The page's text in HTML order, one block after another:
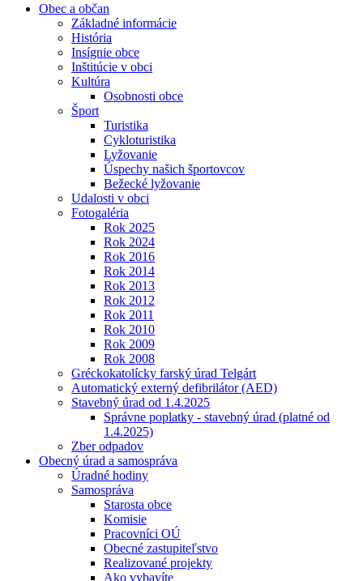
Obec a občan
Základné informácie
História
Insígnie obce
Inštitúcie v obci
Kultúra
Osobnosti obce
Šport
Turistika
Cykloturistika
Lyžovanie
Úspechy našich športovcov
Bežecké lyžovanie
Udalosti v obci
Fotogaléria
Rok 2025
Rok 2024
Rok 2016
Rok 2014
Rok 2013
Rok 2012
Rok 2011
Rok 2010
Rok 2009
Rok 2008
Gréckokatolícky farský úrad Telgárt
Automatický externý defibrilátor (AED)
Stavebný úrad od 1.4.2025
Správne poplatky - stavebný úrad (platné od
1.4.2025)
Zber odpadov
Obecný úrad a samospráva
Úradné hodiny
Samospráva
Starosta obce
Komisie
Pracovníci OÚ
Obecné zastupiteľstvo
Realizované projekty
Ako vybavíte